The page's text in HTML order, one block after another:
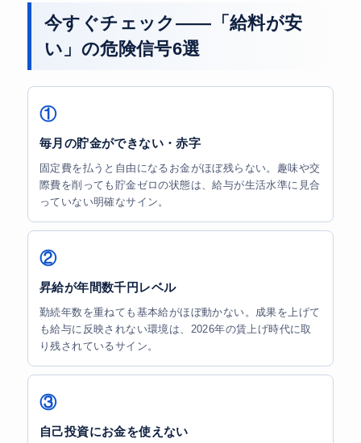
今すぐチェック——「給料が安
い」の危険信号6選
①
毎月の貯金ができない・赤字
固定費を払うと自由になるお金がほぼ残らない。趣味や交
際費を削っても貯金ゼロの状態は、給与が生活水準に見合
っていない明確なサイン。
②
昇給が年間数千円レベル
勤続年数を重ねても基本給がほぼ動かない。成果を上げて
も給与に反映されない環境は、2026年の賃上げ時代に取
り残されているサイン。
③
自己投資にお金を使えない